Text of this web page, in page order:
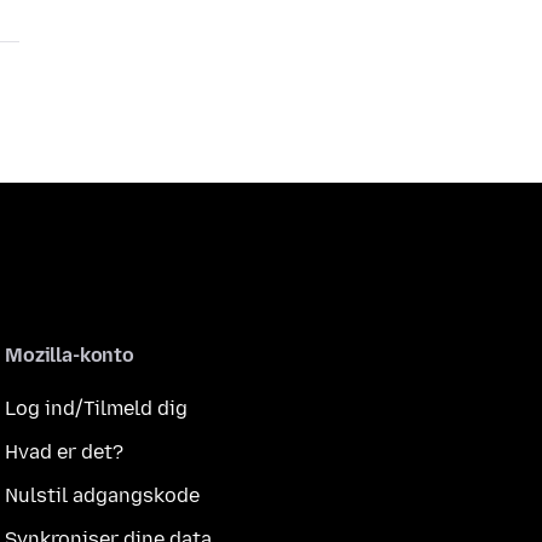
Mozilla-konto
Log ind/Tilmeld dig
Hvad er det?
Nulstil adgangskode